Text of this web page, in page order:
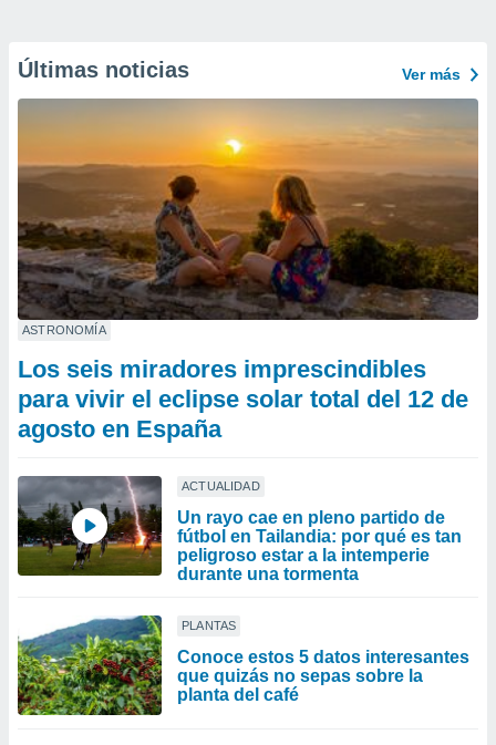
Últimas noticias Ver más
ASTRONOMÍA
Los seis miradores imprescindibles
para vivir el eclipse solar total del 12 de
agosto en España
ACTUALIDAD
Un rayo cae en pleno partido de
fútbol en Tailandia: por qué es tan
peligroso estar a la intemperie
durante una tormenta
PLANTAS
Conoce estos 5 datos interesantes
que quizás no sepas sobre la
planta del café